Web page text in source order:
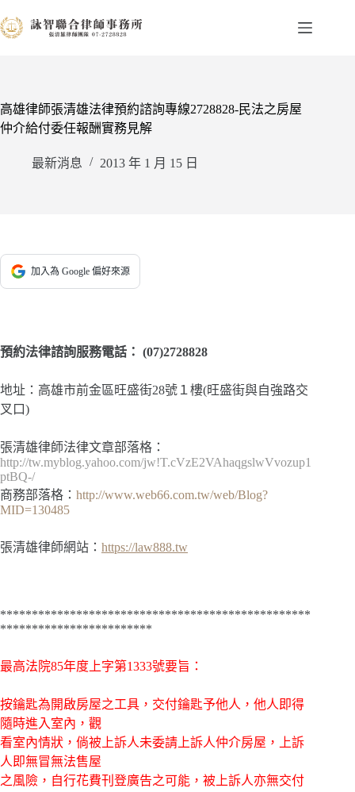
至
容
高雄律師張清雄法律預約諮詢專線2728828-民法之房屋
仲介給付委任報酬實務見解
最新消息 2013 年 1 月 15 日
加入為 Google 偏好來源
預約法律諮詢服務電話： (07)2728828
地址：高雄市前金區旺盛街28號１樓(旺盛街與自強路交
叉口)
張清雄律師法律文章部落格：
http://tw.myblog.yahoo.com/jw!T.cVzE2VAhaqgslwVvozup1
ptBQ-/
商務部落格： http://www.web66.com.tw/web/Blog?
MID=130485
張清雄律師網站： https://law888.tw
*************************************************
************************
最高法院85年度上字第1333號要旨：
按鑰匙為開啟房屋之工具，交付鑰匙予他人，他人即得
隨時進入室內，觀
看室內情狀，倘被上訴人未委請上訴人仲介房屋，上訴
人即無冒無法售屋
之風險，自行花費刊登廣告之可能，被上訴人亦無交付